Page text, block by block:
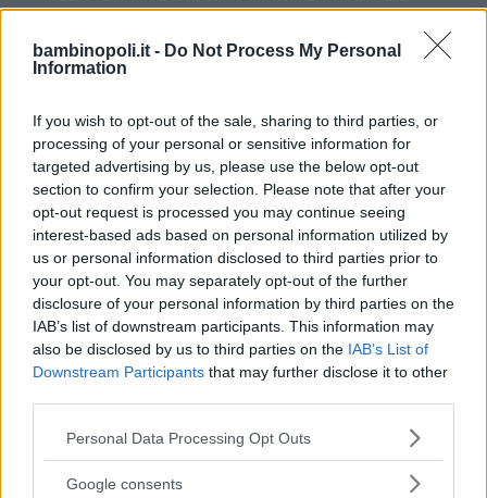
bambinopoli.it - Do Not Process My Personal
Information
If you wish to opt-out of the sale, sharing to third parties, or
processing of your personal or sensitive information for
targeted advertising by us, please use the below opt-out
section to confirm your selection. Please note that after your
opt-out request is processed you may continue seeing
interest-based ads based on personal information utilized by
us or personal information disclosed to third parties prior to
your opt-out. You may separately opt-out of the further
disclosure of your personal information by third parties on the
IAB’s list of downstream participants. This information may
also be disclosed by us to third parties on the IAB’s List of
Downstream Participants that may further disclose it to other
Please note that this website/app uses one or more Google
not limited to your visit or usage behaviour. You may click to
Personal Data Processing Opt Outs
Google consents
uno sport altamente competitivo.
Nell’immaginario collettivo, i padri (e le
madri) che sognano di vedere il proprio
coperto d’oro sono tantissimi.
Rappresenta, nel nostro paese, quasi
uno status symbol.
Per il rugby non è così. Di soldi, per lo
meno finora, ne girano molti meno. La
celebrità che regala è relativa. A reganre
sovrane regole come fair play,
correttezza in campo, gioco di squadra,
spirito d’agonismo in un contesto sano,
rispetto per l’avversario, rispetto dei
propri limiti.
Se avete un figlio, anche piccolo, che
gioca a calcio, sicuramente vi sarete